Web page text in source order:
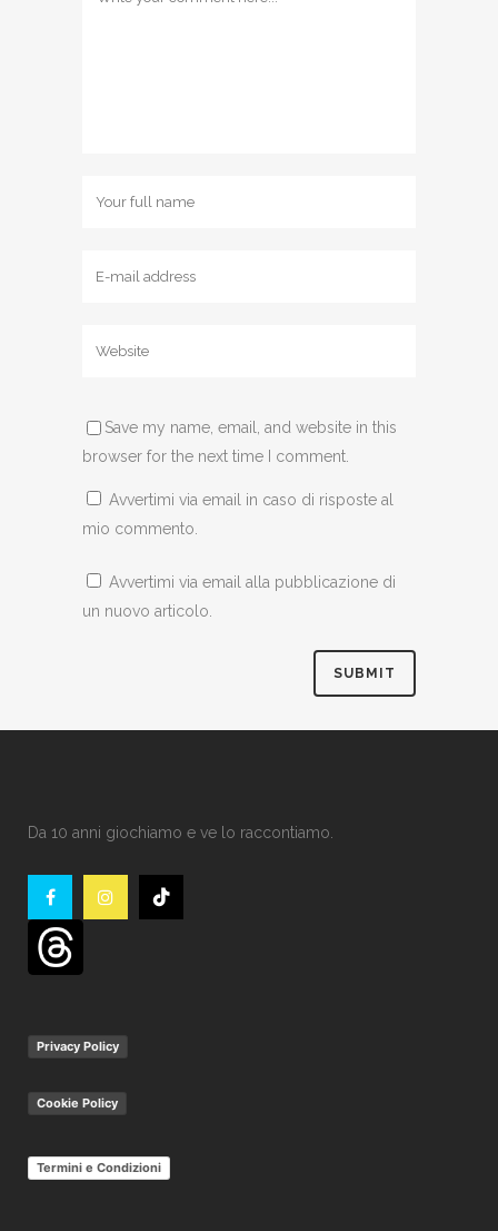
Save my name, email, and website in this
browser for the next time I comment.
Avvertimi via email in caso di risposte al
mio commento.
Avvertimi via email alla pubblicazione di
un nuovo articolo.
Da 10 anni giochiamo e ve lo raccontiamo.
Privacy Policy
Cookie Policy
Termini e Condizioni